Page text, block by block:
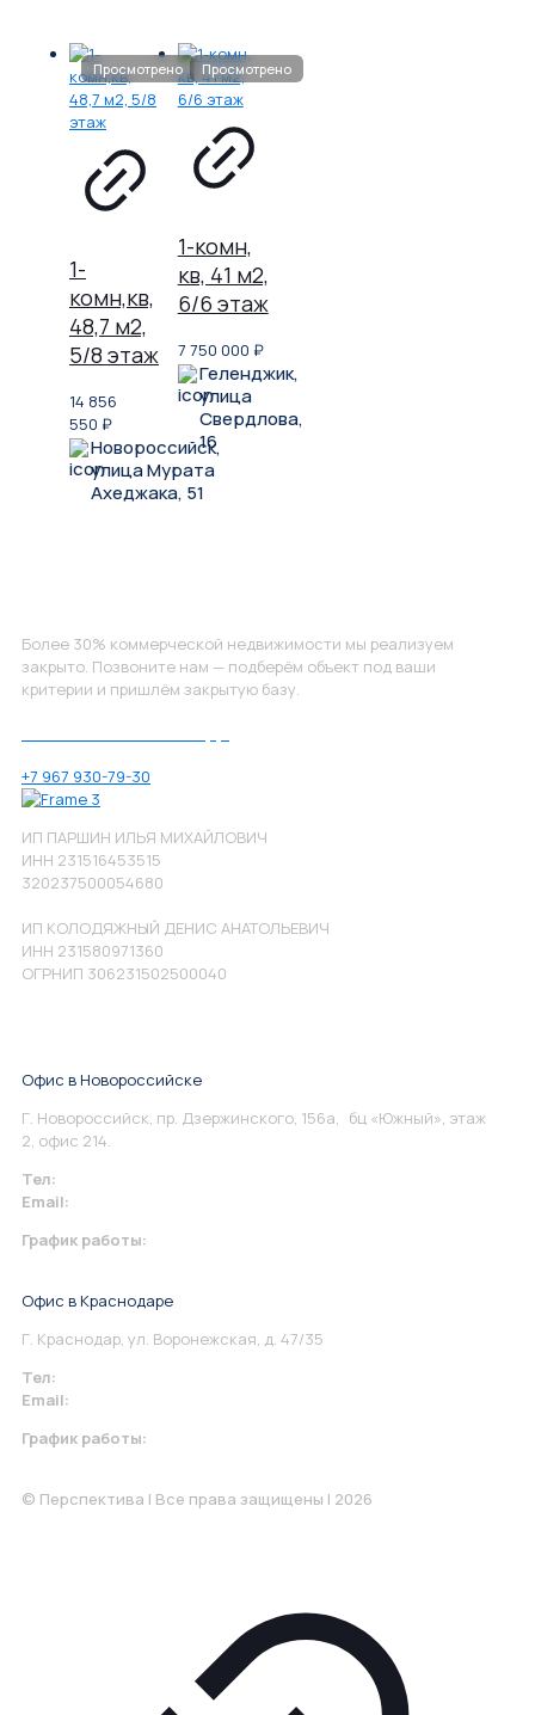
1-
комн,кв,
48,7 м2,
5/8 этаж
14 856
550 ₽
Новороссийск,
улица Мурата
Ахеджака, 51
1-комн,
кв, 41 м2,
6/6 этаж
7 750 000 ₽
Геленджик,
улица
Свердлова,
16
Более 30% коммерческой недвижимости мы реализуем
закрыто. Позвоните нам — подберём объект под ваши
критерии и пришлём закрытую базу.
+7 967 930-79-30
ИП ПАРШИН ИЛЬЯ МИХАЙЛОВИЧ
ИНН 231516453515
320237500054680
ИП КОЛОДЯЖНЫЙ ДЕНИС АНАТОЛЬЕВИЧ
ИНН 231580971360
ОГРНИП 306231502500040
Офис в Новороссийске
Г. Новороссийск, пр. Дзержинского, 156а, бц «Южный», этаж
2, офис 214.
Тел:
Email:
График работы:
Офис в Краснодаре
Г. Краснодар, ул. Воронежская, д. 47/35
Тел:
Email:
График работы:
© Перспектива | Все права защищены | 2026